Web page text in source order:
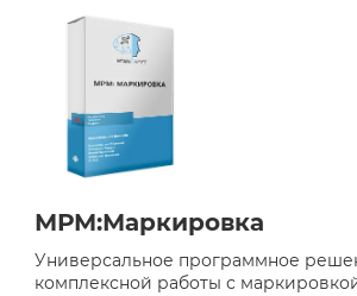
МРМ:Маркировка
Универсальное программное
комплексной работы с